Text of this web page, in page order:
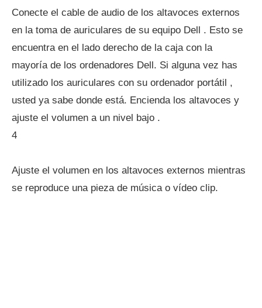
Conecte el cable de audio de los altavoces externos
en la toma de auriculares de su equipo Dell . Esto se
encuentra en el lado derecho de la caja con la
mayoría de los ordenadores Dell. Si alguna vez has
utilizado los auriculares con su ordenador portátil ,
usted ya sabe donde está. Encienda los altavoces y
ajuste el volumen a un nivel bajo .
4
Ajuste el volumen en los altavoces externos mientras
se reproduce una pieza de música o vídeo clip.